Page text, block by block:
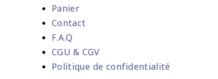
Panier
Contact
F.A.Q
CGU & CGV
Politique de confidentialité